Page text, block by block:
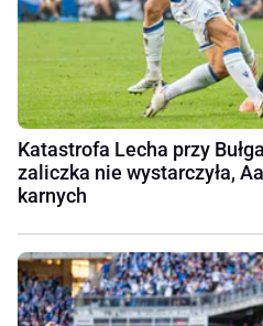
Katastrofa Lecha przy
zaliczka nie wystarczyła,
karnych